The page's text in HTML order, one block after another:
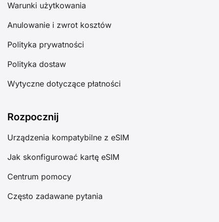
Warunki użytkowania
Anulowanie i zwrot kosztów
Polityka prywatności
Polityka dostaw
Wytyczne dotyczące płatności
Rozpocznij
Urządzenia kompatybilne z eSIM
Jak skonfigurować kartę eSIM
Centrum pomocy
Często zadawane pytania